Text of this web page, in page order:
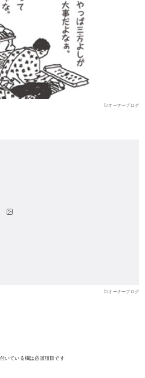
オーナーブログ
オーナーブログ
いている欄は必須項目です